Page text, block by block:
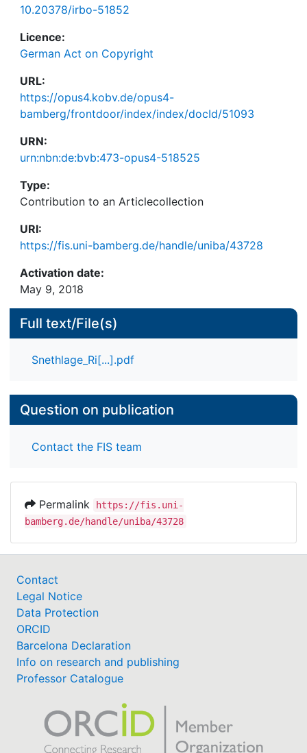
10.20378/irbo-51852
Licence:
German Act on Copyright
URL:
https://opus4.kobv.de/opus4-
bamberg/frontdoor/index/index/docId/51093
URN:
urn:nbn:de:bvb:473-opus4-518525
Type:
Contribution to an Articlecollection
URI:
https://fis.uni-bamberg.de/handle/uniba/43728
Activation date:
May 9, 2018
Full text/File(s)
Snethlage_Ri[...].pdf
Question on publication
Contact the FIS team
Permalink
https://fis.uni-
bamberg.de/handle/uniba/43728
Contact
Legal Notice
Data Protection
ORCID
Barcelona Declaration
Info on research and publishing
Professor Catalogue